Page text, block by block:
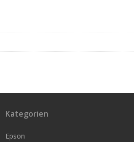
Kategorien
Epson